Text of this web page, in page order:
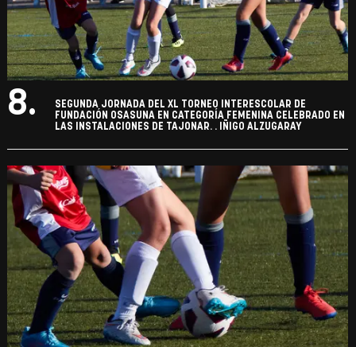
8.
SEGUNDA JORNADA DEL XL TORNEO INTERESCOLAR DE
FUNDACIÓN OSASUNA EN CATEGORÍA FEMENINA CELEBRADO EN
LAS INSTALACIONES DE TAJONAR. . IÑIGO ALZUGARAY